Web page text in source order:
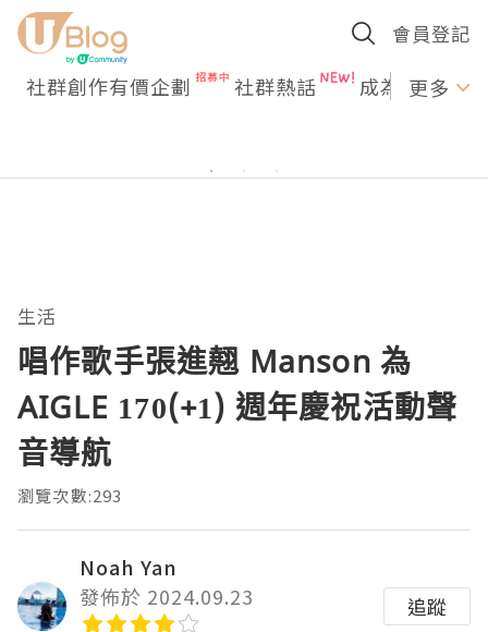
會員登記
社群創作有價企劃 社群熱話 成為U更多
生活
唱作歌手張進翹 Manson 為
AIGLE 170(+1) 週年慶祝活動聲
音導航
瀏覽次數:293
Noah Yan
發佈於 2024.09.23
追蹤